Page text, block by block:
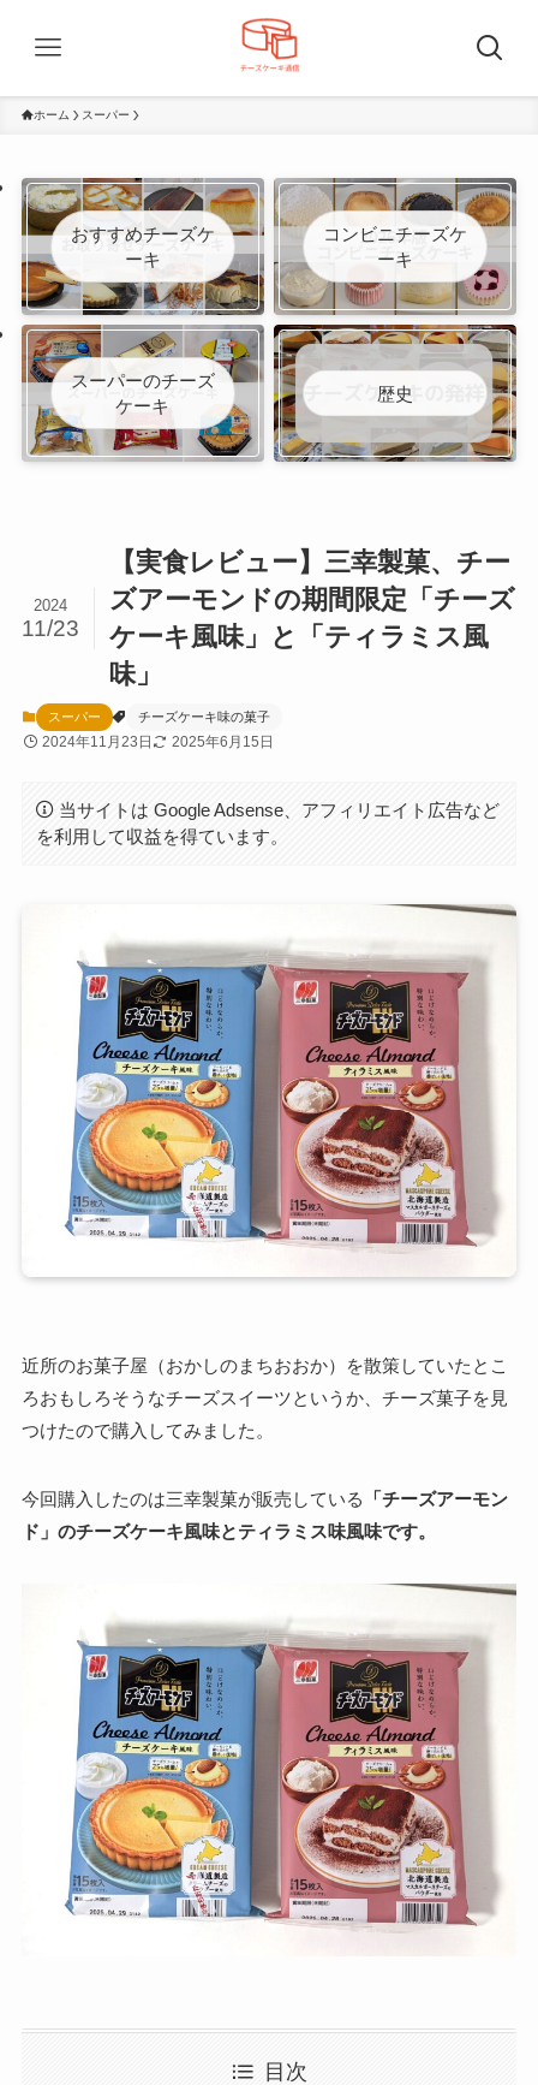
ホーム スーパー
おすすめチーズケ
ーキ
コンビニチーズケ
ーキ
スーパーのチーズ
ケーキ
歴史
【実食レビュー】三幸製菓、チー
ズアーモンドの期間限定「チーズ
ケーキ風味」と「ティラミス風
味」
2024
11/23
スーパー チーズケーキ味の菓子
2024年11月23日 2025年6月15日
当サイトは Google Adsense、アフィリエイト広告など
を利用して収益を得ています。
近所のお菓子屋（おかしのまちおおか）を散策していたとこ
ろおもしろそうなチーズスイーツというか、チーズ菓子を見
つけたので購入してみました。
今回購入したのは三幸製菓が販売している
「チーズアーモン
ド」のチーズケーキ風味とティラミス味風味です。
目次